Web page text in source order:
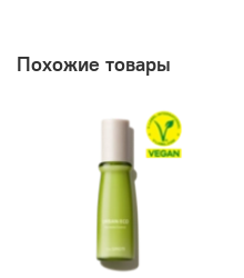
Похожие товары